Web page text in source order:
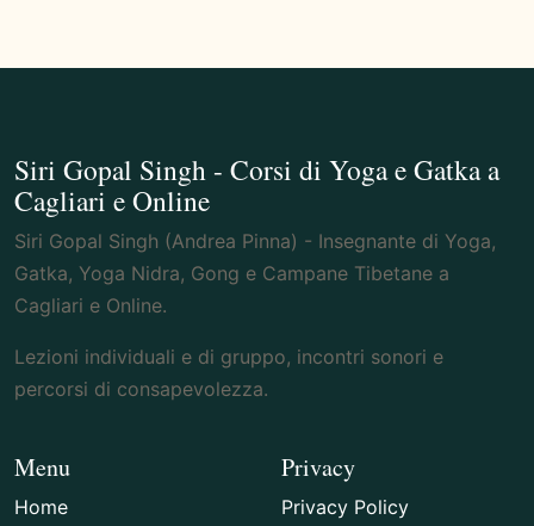
Siri Gopal Singh - Corsi di Yoga e Gatka a
Cagliari e Online
Siri Gopal Singh (Andrea Pinna) - Insegnante di Yoga,
Gatka, Yoga Nidra, Gong e Campane Tibetane a
Cagliari e Online.
Lezioni individuali e di gruppo, incontri sonori e
percorsi di consapevolezza.
Menu
Home
Privacy
Privacy Policy